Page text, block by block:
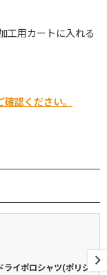
工用カートに入れる
認ください。
イポロシャツ(ポリジ